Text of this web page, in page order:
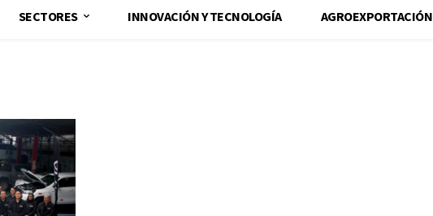
SECTORES INNOVACIÓN Y TECNOLOGÍA AGROEXPORTACIÓN